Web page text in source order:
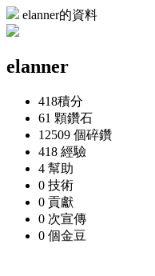
elanner的資料
elanner
418積分
61 顆鑽石
12509 個碎鑽
418 經驗
4 幫助
0 技術
0 貢獻
0 次宣傳
0 個金豆